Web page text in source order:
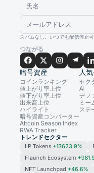
スパムなし。いつでも配信停止可
つながる
暗号資産
コインランキング
値上がり率上位
値下がり率上位
出来高上位
ハイライト
暗号資産コンバーター
Altcoin Season Index
RWA Tracker
人
セク
AI
デフ
ミー
ステ
トレンドセクター
LP Tokens +13623.9%
Flaunch Ecosystem
NFT Launchpad +46.6%